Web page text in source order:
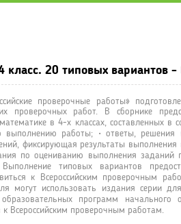
класс. 20 типовых
проверочные работы»
проверочных работ. В сборнике
в 4-х классах, составленных в
выполнению работы; • ответы,
фиксирующая результаты выполнения
по оцениванию выполнения заданий
типовых вариантов
к Всероссийским проверочным
могут использовать издания серии
программ начального
Всероссийским проверочным работам.